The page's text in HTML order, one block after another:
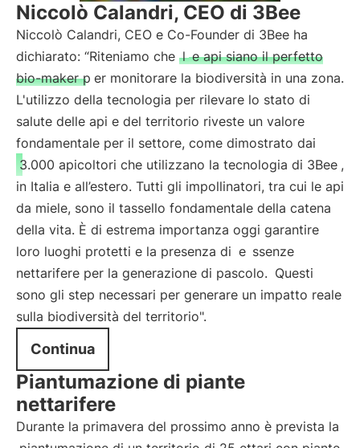
Niccolò Calandri, CEO di 3Bee
Niccolò Calandri, CEO e Co-Founder di 3Bee ha
dichiarato: “Riteniamo che l e api siano il perfetto
bio-maker p er monitorare la biodiversità in una zona.
L'utilizzo della tecnologia per rilevare lo stato di
salute delle api e del territorio riveste un valore
fondamentale per il settore, come dimostrato dai
3.000 apicoltori che utilizzano la tecnologia di 3Bee ,
in Italia e all’estero. Tutti gli impollinatori, tra cui le api
da miele, sono il tassello fondamentale della catena
della vita. È di estrema importanza oggi garantire
loro luoghi protetti e la presenza di e ssenze
nettarifere per la generazione di pascolo. Questi
sono gli step necessari per generare un impatto reale
sulla biodiversità del territorio".
Continua
Piantumazione di piante
nettarifere
Durante la primavera del prossimo anno è prevista la